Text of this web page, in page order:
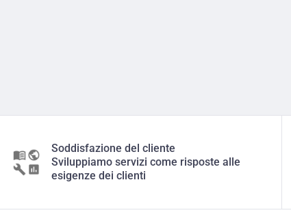
Soddisfazione del cliente
Sviluppiamo servizi come risposte alle
esigenze dei clienti